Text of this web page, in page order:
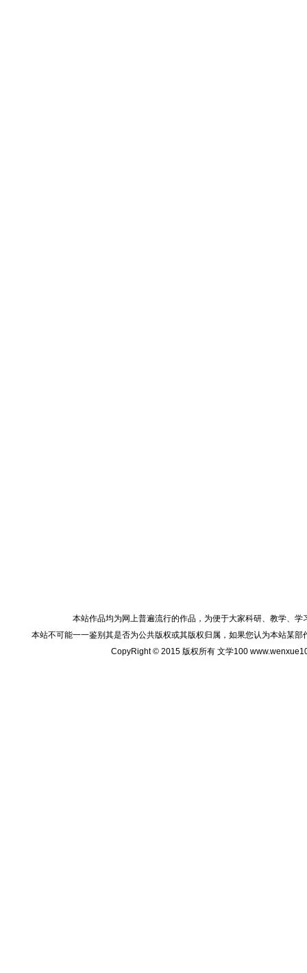
本站作品均为网上普遍流行的作品，为便于大家科研、教学、
本站不可能一一鉴别其是否为公共版权或其版权归属，如果您认为本站某
CopyRight © 2015 版权所有 文学100